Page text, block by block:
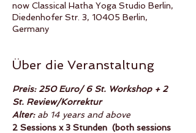
now Classical Hatha Yoga Studio Berlin,
Diedenhofer Str. 3, 10405 Berlin,
Germany
Über die Veranstaltung
Preis: 250 Euro/ 6 St. Workshop + 2
St. Review/Korrektur
Alter: ab 14 years and above
2 Sessions x 3 Stunden  (both sessions